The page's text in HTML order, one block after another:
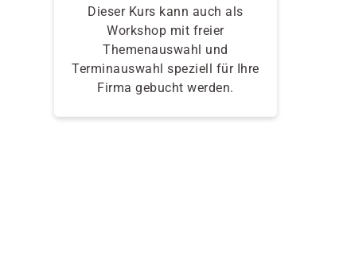
Dieser Kurs kann auch als
Workshop mit freier
Themenauswahl und
Terminauswahl speziell für Ihre
Firma gebucht werden.